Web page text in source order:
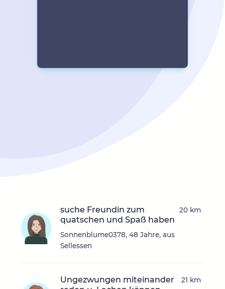
suche Freundin zum
quatschen und Spaß haben
Sonnenblume0378, 48 Jahre, aus
Sellessen
20 km
Ungezwungen miteinander
21 km